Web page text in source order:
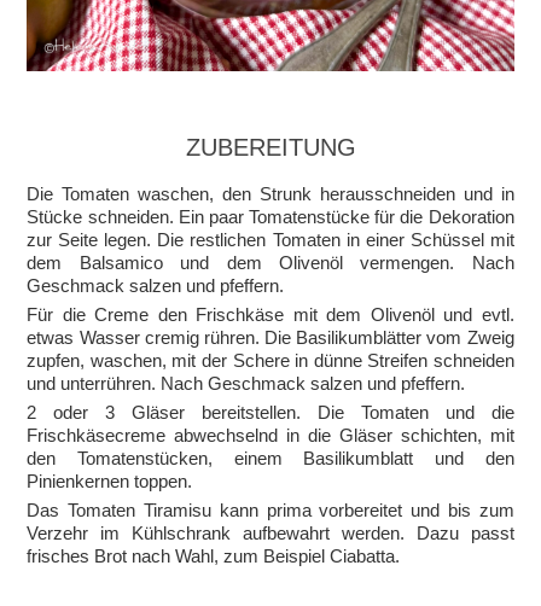
ZUBEREITUNG
Die Tomaten waschen, den Strunk herausschneiden und in
Stücke schneiden. Ein paar Tomatenstücke für die Dekoration
zur Seite legen. Die restlichen Tomaten in einer Schüssel mit
dem Balsamico und dem Olivenöl vermengen. Nach
Geschmack salzen und pfeffern.
Für die Creme den Frischkäse mit dem Olivenöl und evtl.
etwas Wasser cremig rühren. Die Basilikumblätter vom Zweig
zupfen, waschen, mit der Schere in dünne Streifen schneiden
und unterrühren. Nach Geschmack salzen und pfeffern.
2 oder 3 Gläser bereitstellen. Die Tomaten und die
Frischkäsecreme abwechselnd in die Gläser schichten, mit
den Tomatenstücken, einem Basilikumblatt und den
Pinienkernen toppen.
Das Tomaten Tiramisu kann prima vorbereitet und bis zum
Verzehr im Kühlschrank aufbewahrt werden. Dazu passt
frisches Brot nach Wahl, zum Beispiel Ciabatta.